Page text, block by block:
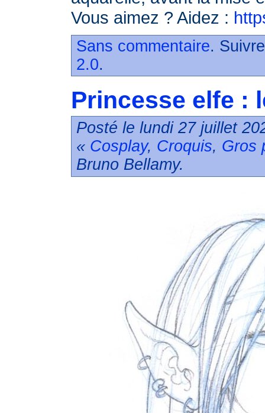
Vous aimez ? Aidez :
Sans commentaire.
2.0.
Princesse elfe :
Posté le lundi 27 juillet
« Cosplay, Croquis, Gros
Bruno Bellamy.